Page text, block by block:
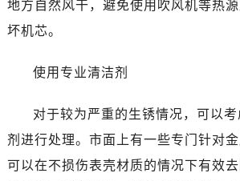
地方自然风干，避免使用吹风机等热
坏机芯。
使用专业清洁剂
对于较为严重的生锈情况，可以
剂进行处理。市面上有一些专门针对金
可以在不损伤表壳材质的情况下有效